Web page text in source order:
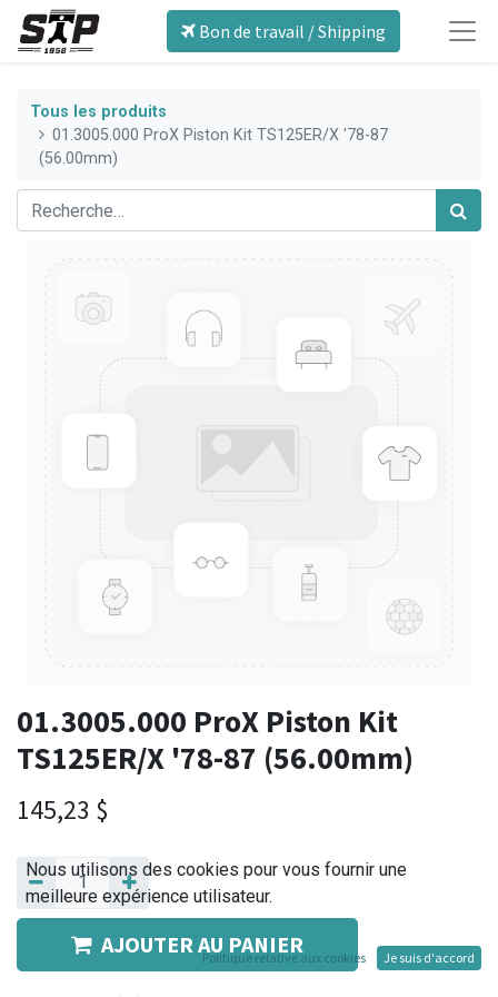
Bon de travail / Shipping
Tous les produits
01.3005.000 ProX Piston Kit TS125ER/X '78-87
(56.00mm)
01.3005.000 ProX Piston Kit
TS125ER/X '78-87 (56.00mm)
145,23 $
AJOUTER AU PANIER
Nous utilisons des cookies pour vous fournir une
meilleure expérience utilisateur.
Politique relative aux cookies Je suis d'accord